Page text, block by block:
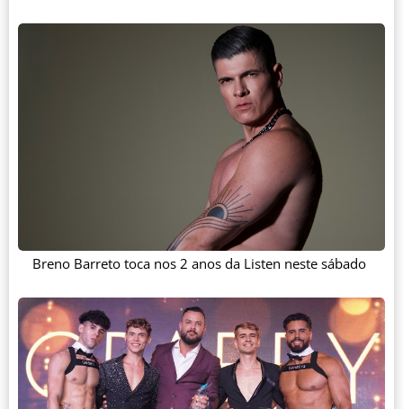
Breno Barreto toca nos 2 anos da Listen neste sábado